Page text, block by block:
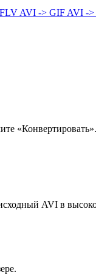
AVI -> GIF AVI ->
AVI в